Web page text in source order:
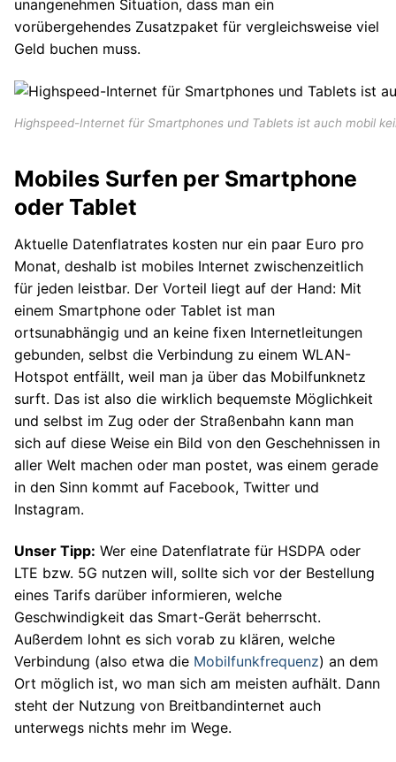
unangenehmen Situation, dass man ein
vorübergehendes Zusatzpaket für vergleichsweise viel
Geld buchen muss.
Highspeed-Internet für Smartphones und Tablets ist auch mobil
Mobiles Surfen per Smartphone
oder Tablet
Aktuelle Datenflatrates kosten nur ein paar Euro pro
Monat, deshalb ist mobiles Internet zwischenzeitlich
für jeden leistbar. Der Vorteil liegt auf der Hand: Mit
einem Smartphone oder Tablet ist man
ortsunabhängig und an keine fixen Internetleitungen
gebunden, selbst die Verbindung zu einem WLAN-
Hotspot entfällt, weil man ja über das Mobilfunknetz
surft. Das ist also die wirklich bequemste Möglichkeit
und selbst im Zug oder der Straßenbahn kann man
sich auf diese Weise ein Bild von den Geschehnissen in
aller Welt machen oder man postet, was einem gerade
in den Sinn kommt auf Facebook, Twitter und
Instagram.
Unser Tipp: Wer eine Datenflatrate für HSDPA oder
LTE bzw. 5G nutzen will, sollte sich vor der Bestellung
eines Tarifs darüber informieren, welche
Geschwindigkeit das Smart-Gerät beherrscht.
Außerdem lohnt es sich vorab zu klären, welche
Verbindung (also etwa die Mobilfunkfrequenz) an dem
Ort möglich ist, wo man sich am meisten aufhält. Dann
steht der Nutzung von Breitbandinternet auch
unterwegs nichts mehr im Wege.